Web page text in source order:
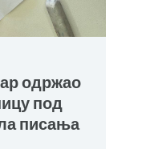
одржао
под
писања